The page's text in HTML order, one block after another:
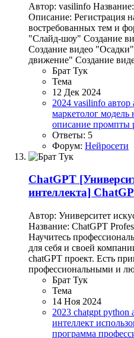
Автор: vasilinfo
Описание: Регистрация
востребованных тем и
"Слайд-шоу" Создание
Создание видео
движение" Создание
Брат Тук
Тема
12 Дек 2024
2024 vasilinfo автор
маркетолог модель
описание промпты
Ответы: 5
Форум: Нейросети
ChatGPT
интеллекта]
Автор: Университет
Название: ChatGPT
Научитесь
для себя и своей
chatGPT проект. Есть
профессиональными и
Брат Тук
Тема
14 Ноя 2024
2023 chatgpt python
интеллект
программа